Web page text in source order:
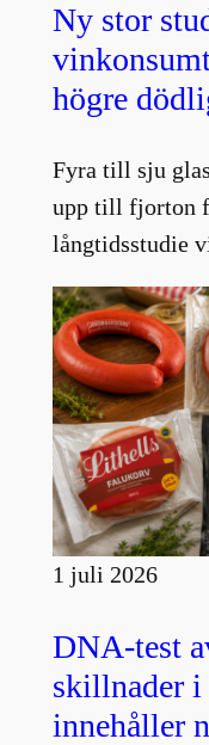
Ny stor
högre
Fyra till sju
upp till fjorton
långtidsstudie
1 juli 2026
DNA-test
skillnader
innehåller